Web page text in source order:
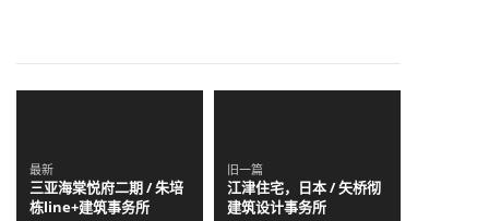
最新
三亚海棠悦府二期 / 朱培
栋line+建筑事务所
旧一篇
江津住宅，日本 / 矢桥彻
建筑设计事务所